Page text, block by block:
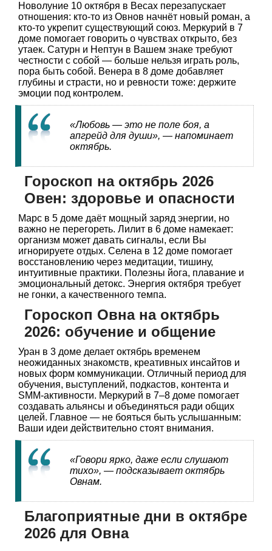
Новолуние 10 октября в Весах перезапускает
отношения: кто-то из Овнов начнёт новый роман, а
кто-то укрепит существующий союз. Меркурий в 7
доме помогает говорить о чувствах открыто, без
утаек. Сатурн и Нептун в Вашем знаке требуют
честности с собой — больше нельзя играть роль,
пора быть собой. Венера в 8 доме добавляет
глубины и страсти, но и ревности тоже: держите
эмоции под контролем.
«Любовь — это не поле боя, а
апгрейд для души», — напоминает
октябрь.
Гороскоп на октябрь 2026
Овен: здоровье и опасности
Марс в 5 доме даёт мощный заряд энергии, но
важно не перегореть. Лилит в 6 доме намекает:
организм может давать сигналы, если Вы
игнорируете отдых. Селена в 12 доме помогает
восстановлению через медитации, тишину,
интуитивные практики. Полезны йога, плавание и
эмоциональный детокс. Энергия октября требует
не гонки, а качественного темпа.
Гороскоп Овна на октябрь
2026: обучение и общение
Уран в 3 доме делает октябрь временем
неожиданных знакомств, креативных инсайтов и
новых форм коммуникации. Отличный период для
обучения, выступлений, подкастов, контента и
SMM-активности. Меркурий в 7–8 доме помогает
создавать альянсы и объединяться ради общих
целей. Главное — не бояться быть услышанным:
Ваши идеи действительно стоят внимания.
«Говори ярко, даже если слушают
тихо», — подсказывает октябрь
Овнам.
Благоприятные дни в октябре
2026 для Овна